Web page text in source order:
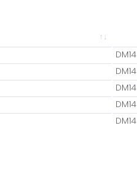
DM14
DM14
DM14
DM14
DM14